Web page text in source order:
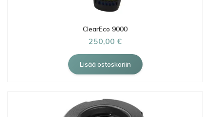
ClearEco 9000
250,00 €